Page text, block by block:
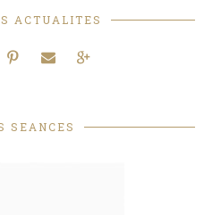
ACTUALITES
SEANCES